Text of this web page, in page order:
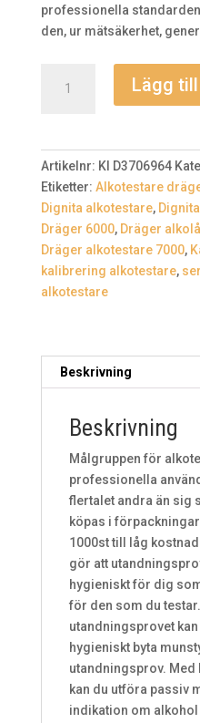
professionella
den, ur mätsäkerhet,
Alcotest
Lägg
Artikelnr: KI D3706964
Etiketter: Alkotestare
Dignita alkotestare,
Dräger 6000, Dräger
Dräger alkotestare 7000,
kalibrering alkotestare,
alkotestare
Beskrivning
Beskrivning
Målgruppen för
professionella
flertalet andra än sig
köpas i
1000st till låg
gör att
hygieniskt för dig
för den som du
utandningsprovet
hygieniskt byta
utandningsprov. Med
kan du utföra passiv
indikation om